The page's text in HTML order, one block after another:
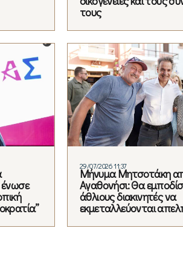
τους
ένωσε
29/07/2026 11:37
Μήνυμα Μητσοτάκη
Αγαθονήσι: Θα
άθλιους διακινητές να
εκμεταλλεύονται